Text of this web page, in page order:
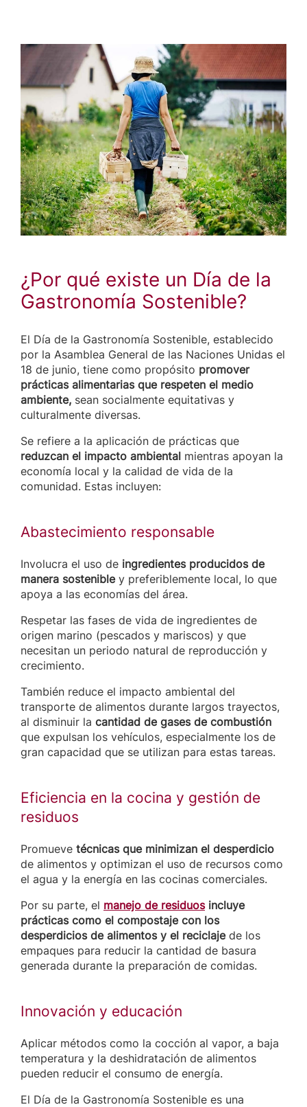
¿Por qué existe un Día de la
Gastronomía Sostenible?
El Día de la Gastronomía Sostenible, establecido
por la Asamblea General de las Naciones Unidas el
18 de junio, tiene como propósito promover
prácticas alimentarias que respeten el medio
ambiente, sean socialmente equitativas y
culturalmente diversas.
Se refiere a la aplicación de prácticas que
reduzcan el impacto ambiental mientras apoyan la
economía local y la calidad de vida de la
comunidad. Estas incluyen:
Abastecimiento responsable
Involucra el uso de ingredientes producidos de
manera sostenibley preferiblemente local, lo que
apoya a las economías del área.
Respetar las fases de vida de ingredientes de
origen marino (pescados y mariscos) y que
necesitan un periodo natural de reproducción y
crecimiento.
También reduce el impacto ambiental del
transporte de alimentos durante largos trayectos,
al disminuir la cantidad de gases de combustión
que expulsan los vehículos, especialmente los de
gran capacidad que se utilizan para estas tareas.
Eficiencia en la cocina y gestión de
residuos
Promueve técnicas que minimizan el desperdicio
de alimentos y optimizan el uso de recursos como
el agua y la energía en las cocinas comerciales.
Por su parte, el manejo de residuosincluye
prácticas como el compostaje con los
desperdicios de alimentos y el reciclajede los
empaques para reducir la cantidad de basura
generada durante la preparación de comidas.
Innovación y educación
Aplicar métodos como la cocción al vapor, a baja
temperatura y la deshidratación de alimentos
pueden reducir el consumo de energía.
El Día de la Gastronomía Sostenible es una